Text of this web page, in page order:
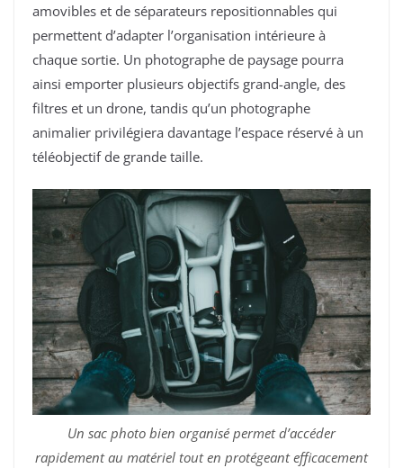
amovibles et de séparateurs repositionnables qui
permettent d’adapter l’organisation intérieure à
chaque sortie. Un photographe de paysage pourra
ainsi emporter plusieurs objectifs grand-angle, des
filtres et un drone, tandis qu’un photographe
animalier privilégiera davantage l’espace réservé à un
téléobjectif de grande taille.
Un sac photo bien organisé permet d’accéder
rapidement au matériel tout en protégeant efficacement